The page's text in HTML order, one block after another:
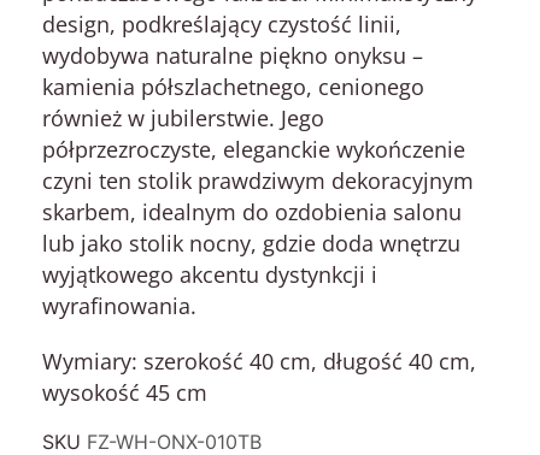
design, podkreślający czystość linii,
wydobywa naturalne piękno onyksu –
kamienia półszlachetnego, cenionego
również w jubilerstwie. Jego
półprzezroczyste, eleganckie wykończenie
czyni ten stolik prawdziwym dekoracyjnym
skarbem, idealnym do ozdobienia salonu
lub jako stolik nocny, gdzie doda wnętrzu
wyjątkowego akcentu dystynkcji i
wyrafinowania.
Wymiary: szerokość 40 cm, długość 40 cm,
wysokość 45 cm
SKU FZ-WH-ONX-010TB